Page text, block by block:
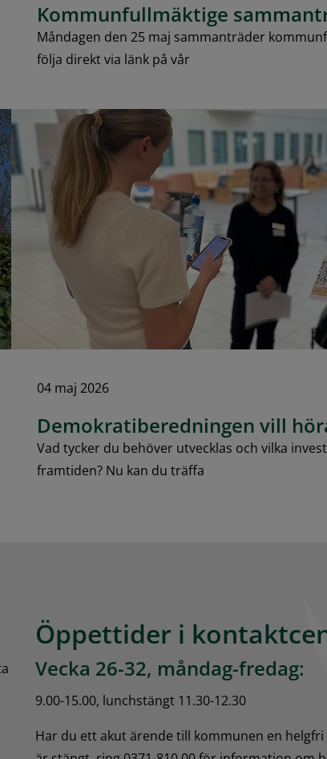
Kommunfullmäktige
Måndagen den 25 maj sammanträder
följa direkt via länk på vår
04 maj 2026
Demokratiberedningen vill
Vad tycker du behöver utvecklas och vilka
framtiden? Nu kan du träffa
Öppettider i
Vecka 26-32, måndag-fredag:
9.00-15.00, lunchstängt 11.30-12.30
Har du ett akut ärende till kommunen en